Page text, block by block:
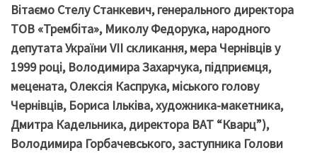
Вітаємо Стелу Станкевич, генерального директора
ТОВ «Трембіта», Миколу Федорука, народного
депутата України VII скликання, мера Чернівців у
1999 році, Володимира Захарчука, підприємця,
мецената, Олексія Каспрука, міського голову
Чернівців, Бориса Ільківа, художника-макетника,
Дмитра Кадельника, директора ВАТ “Кварц”),
Володимира Горбачевського, заступника Голови